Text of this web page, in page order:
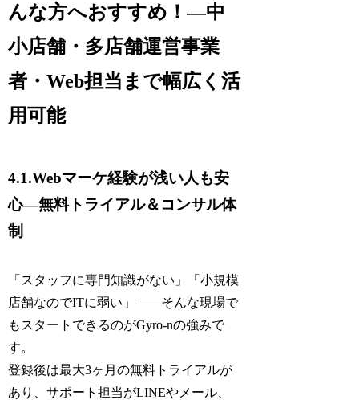
んな方へおすすめ！―中
小店舗・多店舗運営事業
者・Web担当まで幅広く活
用可能
4.1.Webマーケ経験が浅い人も安
心―無料トライアル＆コンサル体
制
「スタッフに専門知識がない」「小規模
店舗なのでITに弱い」――そんな現場で
もスタートできるのがGyro-nの強みで
す。
登録後は最大3ヶ月の無料トライアルが
あり、サポート担当がLINEやメール、